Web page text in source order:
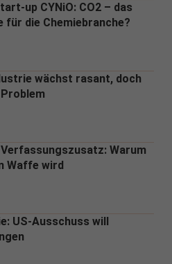
up CYNiO: CO2 – das
für die Chemiebranche?
wächst rasant, doch
Warum
Waffe wird
US-Ausschuss will